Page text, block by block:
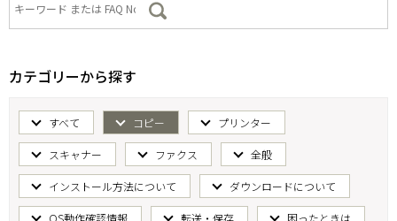
カテゴリーから探す
すべて コピー プリンター
スキャナー ファクス 全般
インストール方法について ダウンロードについて
OS動作確認情報 転送・保存 困ったときは